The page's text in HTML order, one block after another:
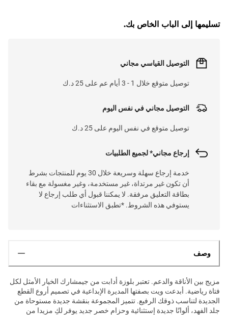
تسليمها إلى الباب الخاص بك.
التوصيل القياسي مجاني
توصيل متوقع خلال 1 - 3 أيام عم على 25 د.ك
التوصيل مجاني في نفس اليوم
توصيل متوقع في نفس اليوم على 25 د.ك
إرجاع مجاني* لجميع الطلبيات
خدمة إرجاع سهلة وسريعة خلال 30 يوم للمنتجات بشرط
أن تكون غير مرتداة، غير مستخدمة، وغير مغسولة مع بقاء
بطاقة التعليق مرفقة. لا يمكننا قبول أي طلب إرجاع لا
يستوفي هذه الشروط. *تطبق الاستثناءات
وصف
مزيج بين الأناقة والدعم. تعتبر بلوزة أدابت من جيمشارك الخيار الأمثل لكل
فتاة رياضية. أبدعت ويت بصفتها المديرة الإبداعية في تصميم أروع القطع
الجديدة لتناسب ذوقك الرفيع. تتميز المجموعة بنقشة جديدة مستوحاة من
جلد الفهد، ألوانًا جديدة إستثنائية وحزام خصر جديد يوفر لكِ مزيدا من